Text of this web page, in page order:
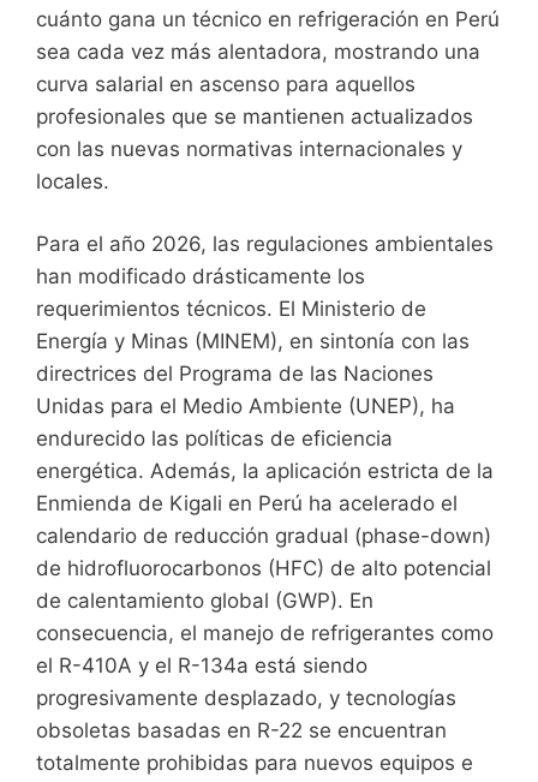
cuánto gana un técnico en refrigeración en Perú
sea cada vez más alentadora, mostrando una
curva salarial en ascenso para aquellos
profesionales que se mantienen actualizados
con las nuevas normativas internacionales y
locales.
Para el año 2026, las regulaciones ambientales
han modificado drásticamente los
requerimientos técnicos. El Ministerio de
Energía y Minas (MINEM), en sintonía con las
directrices del Programa de las Naciones
Unidas para el Medio Ambiente (UNEP), ha
endurecido las políticas de eficiencia
energética. Además, la aplicación estricta de la
Enmienda de Kigali en Perú ha acelerado el
calendario de reducción gradual (phase-down)
de hidrofluorocarbonos (HFC) de alto potencial
de calentamiento global (GWP). En
consecuencia, el manejo de refrigerantes como
el R-410A y el R-134a está siendo
progresivamente desplazado, y tecnologías
obsoletas basadas en R-22 se encuentran
totalmente prohibidas para nuevos equipos e